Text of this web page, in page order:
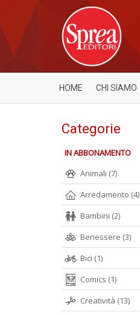
HOME CHI SIAMO
Categorie
IN ABBONAMENTO
Animali (7)
Arredamento (4)
Bambini (2)
Benessere (3)
Bici (1)
Comics (1)
Creatività (13)